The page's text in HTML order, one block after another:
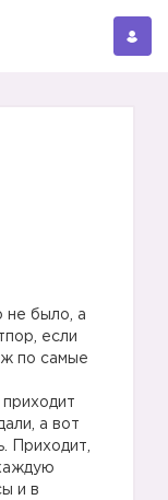
не было, а
если
по самые
а вот
Приходит,
и в